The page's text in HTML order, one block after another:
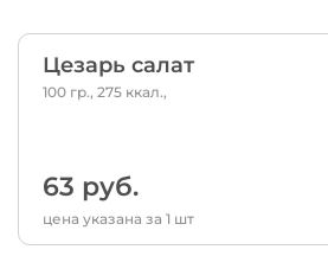
Цезарь салат
100 гр., 275 ккал.,
63 руб.
цена указана за 1 шт